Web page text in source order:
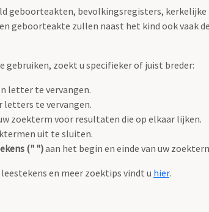
geboorteakten, bevolkingsregisters,
geboorteakte zullen naast het kind ook vaak
gebruiken, zoekt u specifieker of juist breder:
letter te vervangen.
letters te vervangen.
zoekterm voor resultaten die op elkaar lijken.
uit te sluiten.
(" ")aan het begin en einde van uw
en meer zoektips vindt u hier.